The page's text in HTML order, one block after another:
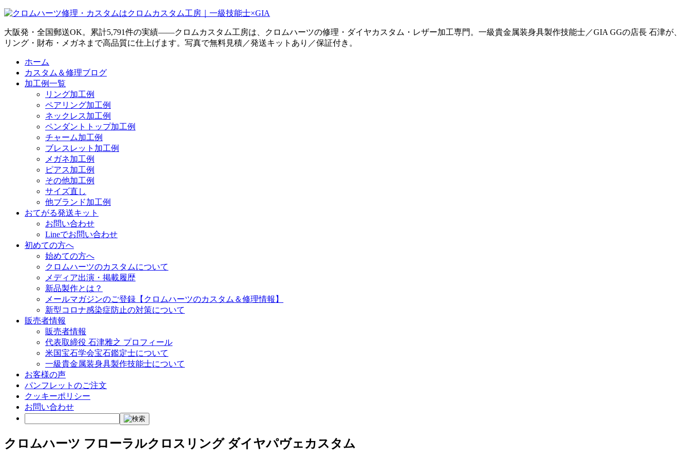
大阪発・全国郵送OK。累計5,791件の実績——クロムカスタム工房は、クロムハーツの修理・ダイヤカスタム・レザー加工専門。一級貴金属装身具製作技能士／GIA GGの店長 石津が、
リング・財布・メガネまで高品質に仕上げます。写真で無料見積／発送キットあり／保証付き。
ホーム
カスタム＆修理ブログ
加工例一覧
リング加工例
ペアリング加工例
ネックレス加工例
ペンダントトップ加工例
チャーム加工例
ブレスレット加工例
メガネ加工例
ピアス加工例
その他加工例
サイズ直し
他ブランド加工例
おてがる発送キット
お問い合わせ
Lineでお問い合わせ
初めての方へ
始めての方へ
クロムハーツのカスタムについて
メディア出演・掲載履歴
新品製作とは？
メールマガジンのご登録【クロムハーツのカスタム＆修理情報】
新型コロナ感染症防止の対策について
販売者情報
販売者情報
代表取締役 石津雅之 プロフィール
米国宝石学会宝石鑑定士について
一級貴金属装身具製作技能士について
お客様の声
パンフレットのご注文
クッキーポリシー
お問い合わせ
クロムハーツ フローラルクロスリング ダイヤパヴェカスタム